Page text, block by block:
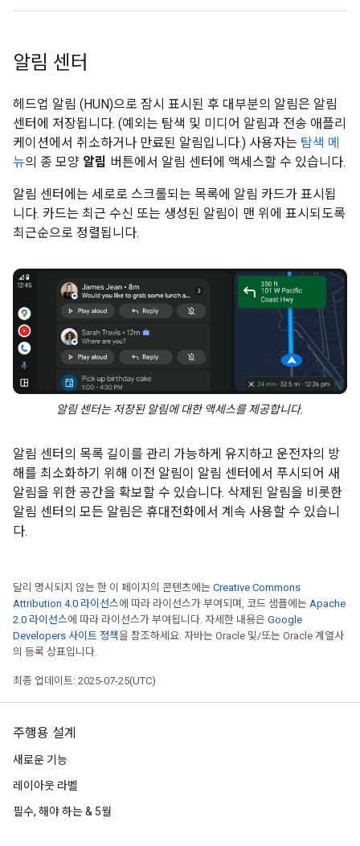
알림 센터
헤드업 알림 (HUN)으로 잠시 표시된 후 대부분의 알림은 알림
센터에 저장됩니다. (예외는 탐색 및 미디어 알림과 전송 애플리
케이션에서 취소하거나 만료된 알림입니다.) 사용자는 탐색 메
뉴의 종 모양 알림 버튼에서 알림 센터에 액세스할 수 있습니다.
알림 센터에는 세로로 스크롤되는 목록에 알림 카드가 표시됩
니다. 카드는 최근 수신 또는 생성된 알림이 맨 위에 표시되도록
최근순으로 정렬됩니다.
알림 센터는 저장된 알림에 대한 액세스를 제공합니다.
알림 센터의 목록 길이를 관리 가능하게 유지하고 운전자의 방
해를 최소화하기 위해 이전 알림이 알림 센터에서 푸시되어 새
알림을 위한 공간을 확보할 수 있습니다. 삭제된 알림을 비롯한
알림 센터의 모든 알림은 휴대전화에서 계속 사용할 수 있습니
다.
달리 명시되지 않는 한 이 페이지의 콘텐츠에는 Creative Commons
Attribution 4.0 라이선스에 따라 라이선스가 부여되며, 코드 샘플에는 Apache
2.0 라이선스에 따라 라이선스가 부여됩니다. 자세한 내용은 Google
Developers 사이트 정책을 참조하세요. 자바는 Oracle 및/또는 Oracle 계열사
의 등록 상표입니다.
최종 업데이트: 2025-07-25(UTC)
주행용 설계
새로운 기능
레이아웃 라벨
필수, 해야 하는 & 5월